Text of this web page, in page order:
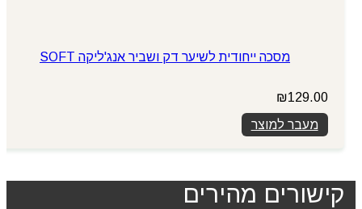
מסכה ייחודית לשיער דק ושביר אנג'ליקה SOFT
₪129.00
מעבר למוצר
קישורים מהירים